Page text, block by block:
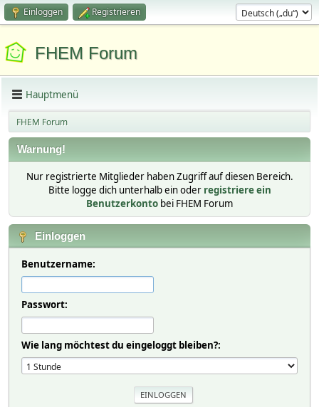
Einloggen Registrieren
FHEM Forum
Hauptmenü
FHEM Forum
Warnung!
Nur registrierte Mitglieder haben Zugriff auf diesen Bereich.
Bitte logge dich unterhalb ein oder registriere ein
Benutzerkonto bei FHEM Forum
Einloggen
Benutzername:
Passwort:
Wie lang möchtest du eingeloggt bleiben?: